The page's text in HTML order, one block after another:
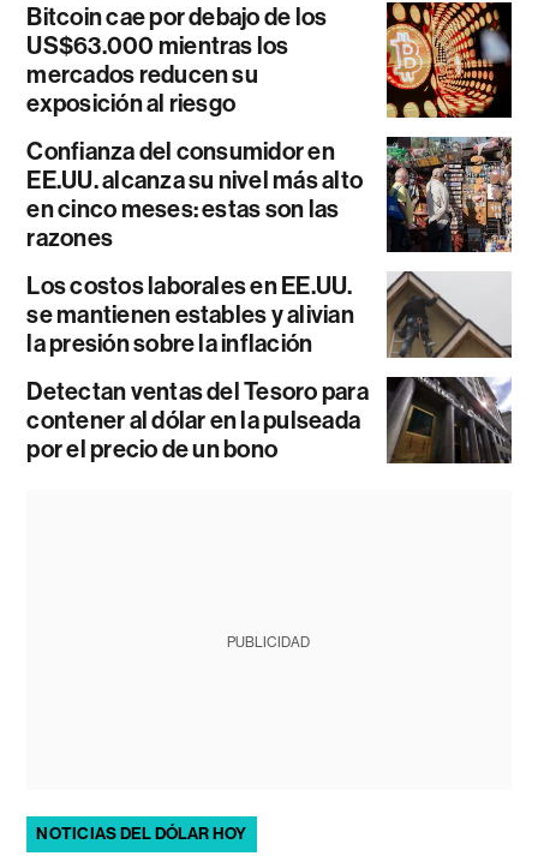
Bitcoin cae por debajo de los
US$63.000 mientras los
mercados reducen su
exposición al riesgo
Confianza del consumidor en
EE.UU. alcanza su nivel más alto
en cinco meses: estas son las
razones
Los costos laborales en EE.UU.
se mantienen estables y alivian
la presión sobre la inflación
Detectan ventas del Tesoro para
contener al dólar en la pulseada
por el precio de un bono
PUBLICIDAD
NOTICIAS DEL DÓLAR HOY